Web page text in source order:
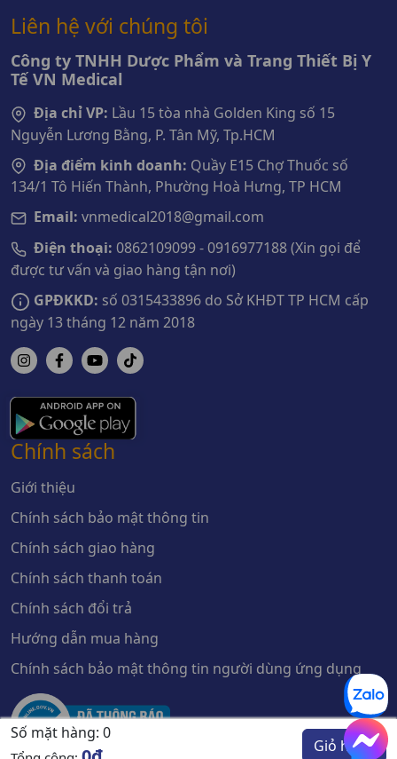
Số mặt hàng: 0
Giỏ hàng
Liên hệ với chúng tôi
Công ty TNHH Dược Phẩm và Trang Thiết Bị Y
Tế VN Medical
Địa chỉ VP: Lầu 15 tòa nhà Golden King số 15
Nguyễn Lương Bằng, P. Tân Mỹ, Tp.HCM
Địa điểm kinh doanh: Quầy E15 Chợ Thuốc số
134/1 Tô Hiến Thành, Phường Hoà Hưng, TP HCM
Email: vnmedical2018@gmail.com
Điện thoại: 0862109099 - 0916977188 (Xin gọi để
được tư vấn và giao hàng tận nơi)
GPĐKKD: số 0315433896 do Sở KHĐT TP HCM cấp
ngày 13 tháng 12 năm 2018
Chính sách
Giới thiệu
Chính sách bảo mật thông tin
Chính sách giao hàng
Chính sách thanh toán
Chính sách đổi trả
Hướng dẫn mua hàng
Chính sách bảo mật thông tin người dùng ứng dụng